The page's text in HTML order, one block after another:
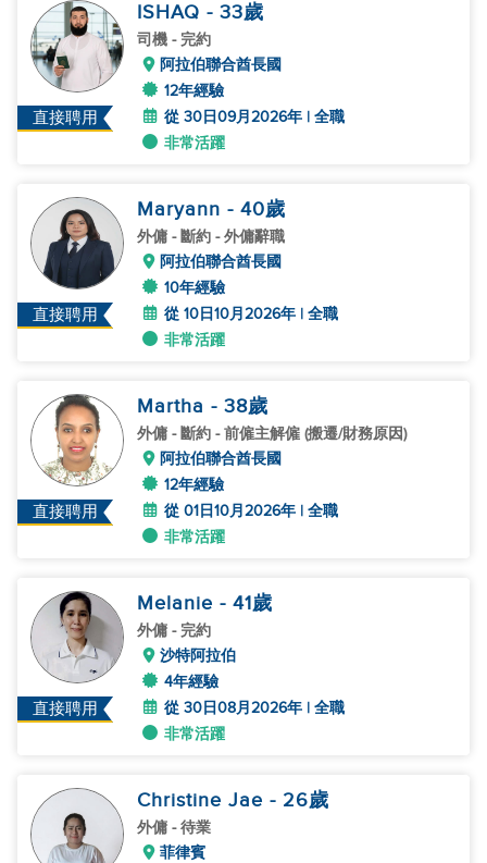
直接聘用
ISHAQ - 33歲
司機 - 完約
阿拉伯聯合酋長國
12年經驗
從 30日09月2026年 | 全職
非常活躍
直接聘用
Maryann - 40歲
外傭 - 斷約 - 外傭辭職
阿拉伯聯合酋長國
10年經驗
從 10日10月2026年 | 全職
非常活躍
直接聘用
Martha - 38歲
外傭 - 斷約 - 前僱主解僱 (搬遷/財務原因)
阿拉伯聯合酋長國
12年經驗
從 01日10月2026年 | 全職
非常活躍
直接聘用
Melanie - 41歲
外傭 - 完約
沙特阿拉伯
4年經驗
從 30日08月2026年 | 全職
非常活躍
Christine Jae - 26歲
外傭 - 待業
菲律賓